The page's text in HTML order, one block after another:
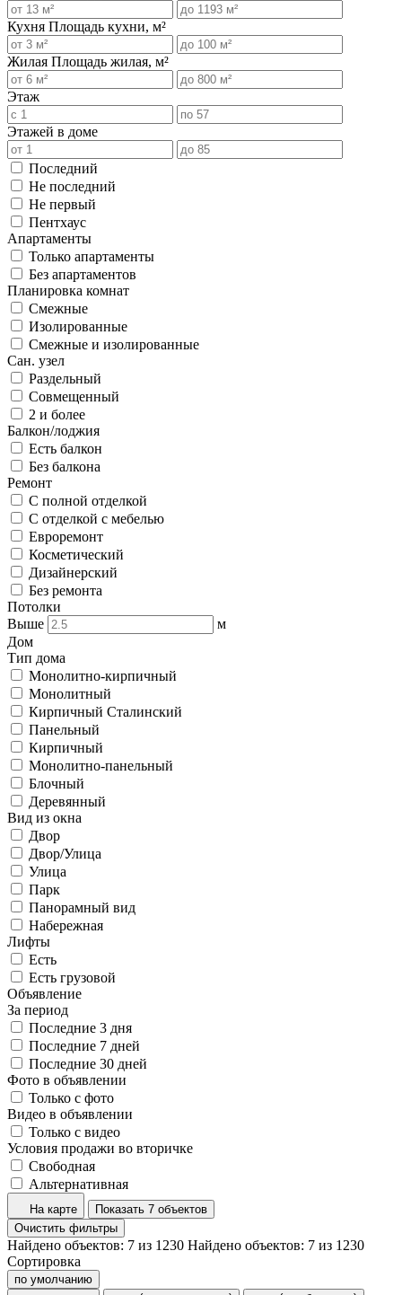
Кухня Площадь кухни, м²
Жилая Площадь жилая, м²
Этаж
Этажей в доме
Последний
Не последний
Не первый
Пентхаус
Апартаменты
Только апартаменты
Без апартаментов
Планировка комнат
Смежные
Изолированные
Смежные и изолированные
Сан. узел
Раздельный
Совмещенный
2 и более
Балкон/лоджия
Есть балкон
Без балкона
Ремонт
С полной отделкой
С отделкой с мебелью
Евроремонт
Косметический
Дизайнерский
Без ремонта
Потолки
Выше
м
Дом
Тип дома
Монолитно-кирпичный
Монолитный
Кирпичный Сталинский
Панельный
Кирпичный
Монолитно-панельный
Блочный
Деревянный
Вид из окна
Двор
Двор/Улица
Улица
Парк
Панорамный вид
Набережная
Лифты
Есть
Есть грузовой
Объявление
За период
Последние 3 дня
Последние 7 дней
Последние 30 дней
Фото в объявлении
Только с фото
Видео в объявлении
Только с видео
Условия продажи во вторичке
Свободная
Альтернативная
На карте
Показать 7 объектов
Очистить фильтры
Найдено объектов: 7 из 1230 Найдено объектов: 7 из 1230
Сортировка
по умолчанию